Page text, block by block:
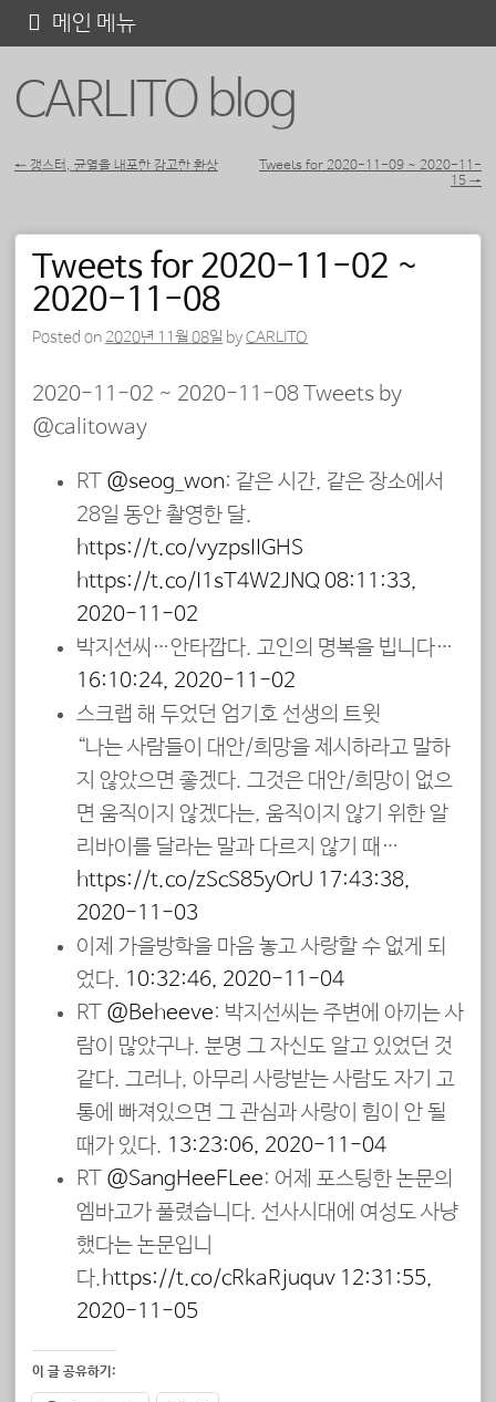
CARLITO blog
메인 메뉴
텐
← 갱스터, 균열을 내포한 강고한 환상
Tweets for 2020-11-09 ~ 2020-11-
15 →
Tweets for 2020-11-02 ~
2020-11-08
Posted on 2020년 11월 08일 byCARLITO
2020-11-02 ~ 2020-11-08 Tweets by
@calitoway
RT @seog_won: 같은 시간, 같은 장소에서
28일 동안 촬영한 달.
https://t.co/vyzpsIIGHS
https://t.co/I1sT4W2JNQ 08:11:33,
2020-11-02
박지선씨…안타깝다. 고인의 명복을 빕니다…
16:10:24, 2020-11-02
스크랩 해 두었던 엄기호 선생의 트윗
“나는 사람들이 대안/희망을 제시하라고 말하
지 않았으면 좋겠다. 그것은 대안/희망이 없으
면 움직이지 않겠다는, 움직이지 않기 위한 알
리바이를 달라는 말과 다르지 않기 때…
https://t.co/zScS85yOrU 17:43:38,
2020-11-03
이제 가을방학을 마음 놓고 사랑할 수 없게 되
었다. 10:32:46, 2020-11-04
RT @Beheeve: 박지선씨는 주변에 아끼는 사
람이 많았구나. 분명 그 자신도 알고 있었던 것
같다. 그러나, 아무리 사랑받는 사람도 자기 고
통에 빠져있으면 그 관심과 사랑이 힘이 안 될
때가 있다. 13:23:06, 2020-11-04
RT @SangHeeFLee: 어제 포스팅한 논문의
엠바고가 풀렸습니다. 선사시대에 여성도 사냥
했다는 논문입니
다.https://t.co/cRkaRjuquv 12:31:55,
2020-11-05
이 글 공유하기: